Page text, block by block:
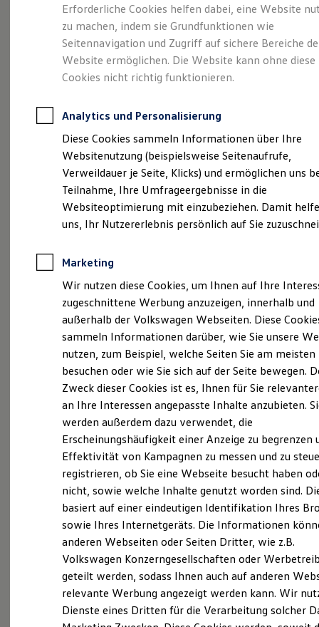
Leasing
Leasing-Angebote
Gebrauchtwagen Leasing
Junge Gebrauchtwagen-Leasing
Elektroauto Leasing
Kleinwagen-Leasing
Leasing ohne Anzahlung
Autokredit mit Schlussrate
Versicherungen und Garantien
Kfz-Versicherung
Restschuldversicherungen
Garantien
Wartungsverträge
Geschäftskunden
Professional Class bei Volkswagen
Großkunden
Behörden
Anpfiff zum Gewinn
Elektroautos
ID. Tutorials
Elektrofahrzeugkonzepte
Reichweite
Reichweite der ID. Modelle
Reichweite im Winter
Laden
Laden unterwegs
Laden Zuhause
Ladezeitensimulator
Batterie
Sicherheit
Garantie und Lebensdauer
Nachhaltigkeit
Technologie
Kosten und Kauf
Verbrauchskosten
Kaufoptionen
E-Auto-Förderung
Software und Konnektivität
Die ID. Software 6
ID. Software Versionen und Updates
Digitale Extras
Schnittstellen zu Ihrem ID.
Größer. Entspannter.
Reichweiter. Der ID.7.
Probefahrt vereinbaren
Fahrzeugangebot anfordern
Servicetermin buchen
Serviceanfrage stellen
Erforderliche Cookies helfen dabei, eine Website
zu machen, indem sie Grundfunktionen wie
Seitennavigation und Zugriff auf sichere Bereiche
Website ermöglichen. Die Website kann ohne diese
Cookies nicht richtig funktionieren.
Analytics und Personalisierung
Diese Cookies sammeln Informationen über Ihre
Websitenutzung (beispielsweise Seitenaufrufe,
Verweildauer je Seite, Klicks) und ermöglichen uns
Teilnahme, Ihre Umfrageergebnisse in die
Websiteoptimierung mit einzubeziehen. Damit
uns, Ihr Nutzererlebnis persönlich auf Sie
Marketing
Wir nutzen diese Cookies, um Ihnen auf Ihre
zugeschnittene Werbung anzuzeigen, innerhalb und
außerhalb der Volkswagen Webseiten. Diese
sammeln Informationen darüber, wie Sie unsere
nutzen, zum Beispiel, welche Seiten Sie am meisten
besuchen oder wie Sie sich auf der Seite bewegen.
Zweck dieser Cookies ist es, Ihnen für Sie
an Ihre Interessen angepasste Inhalte anzubieten.
werden außerdem dazu verwendet, die
Erscheinungshäufigkeit einer Anzeige zu begrenzen
Effektivität von Kampagnen zu messen und zu
registrieren, ob Sie eine Webseite besucht haben
nicht, sowie welche Inhalte genutzt worden sind.
basiert auf einer eindeutigen Identifikation Ihres
sowie Ihres Internetgeräts. Die Informationen
anderen Webseiten oder Seiten Dritter, wie z.B.
Volkswagen Konzerngesellschaften oder
geteilt werden, sodass Ihnen auch auf anderen
relevante Werbung angezeigt werden kann. Wir
Dienste eines Dritten für die Verarbeitung solcher